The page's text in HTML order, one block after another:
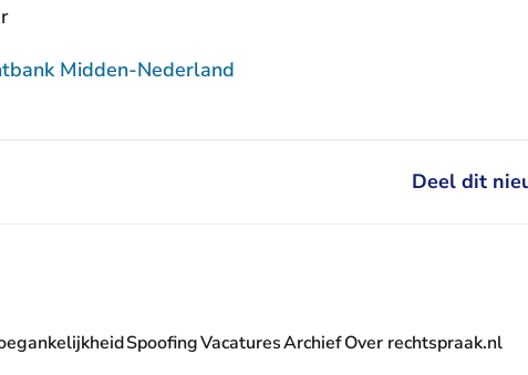
Midden-Nederland
Deel dit
Rechtspraak.nl
U verlaat Rechtspraak.nl
- U verlaat Rechtspraak.nl
- U verlaat Rechtspraak.nl
- U verlaat Rechtspraak.nl
hoogte' nieuwsbrief - U verlaat Rechtspraak.nl
SpoofingVacatures
- U verlaat Rechtspraak.nl
ArchiefOver rechtspraak.nl